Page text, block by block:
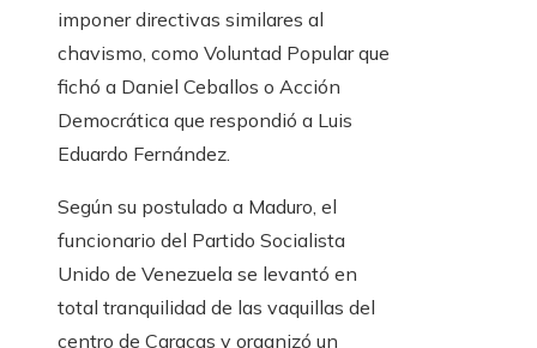
imponer directivas similares al
chavismo, como Voluntad Popular que
fichó a Daniel Ceballos o Acción
Democrática que respondió a Luis
Eduardo Fernández.
Según su postulado a Maduro, el
funcionario del Partido Socialista
Unido de Venezuela se levantó en
total tranquilidad de las vaquillas del
centro de Caracas y organizó un